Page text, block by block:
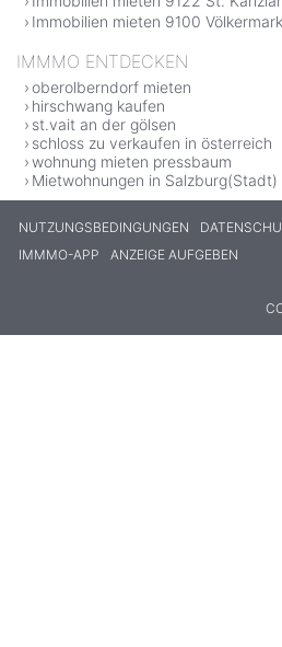
Immobilien mieten 9100
IMMMO ENTDECKEN
oberolberndorf mieten
hirschwang kaufen
st.vait an der gölsen
schloss zu verkaufen in österreich
wohnung mieten pressbaum
Mietwohnungen in Salzburg(Stadt)
NUTZUNGSBEDINGUNGEN
IMMMO-APP
ANZEIGE AUFGEBEN